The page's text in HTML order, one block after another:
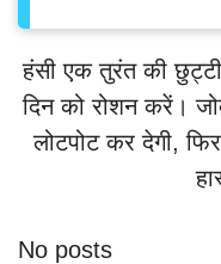
2026
हंसी एक तुरंत की
दिन को रोशन करें।
लोटपोट कर देगी,
No posts